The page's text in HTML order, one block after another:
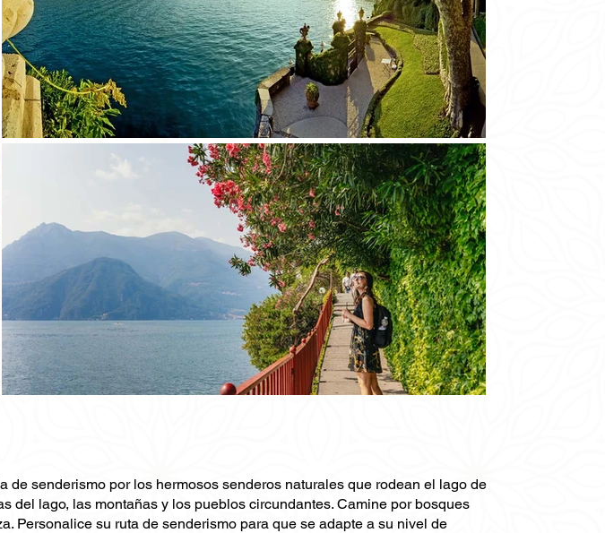
senderismo por los hermosos senderos naturales que rodean el lago de
del lago, las montañas y los pueblos circundantes. Camine por bosques
Personalice su ruta de senderismo para que se adapte a su nivel de